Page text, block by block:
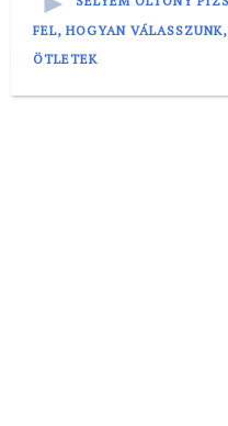
FEL, HOGYAN
ÖTLETEK